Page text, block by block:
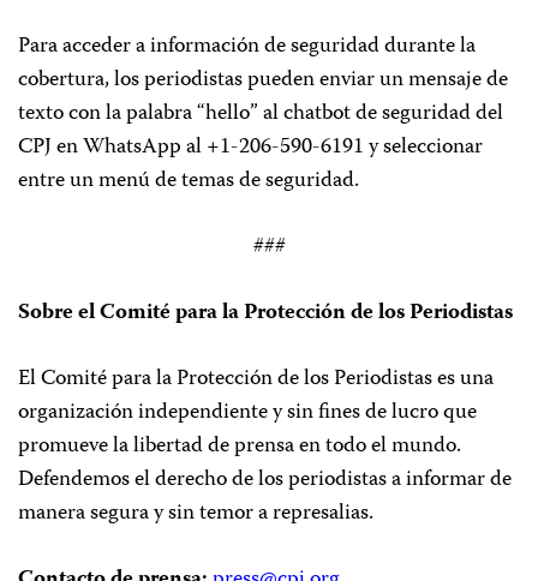
Para acceder a información de seguridad durante la
cobertura, los periodistas pueden enviar un mensaje de
texto con la palabra “hello” al chatbot de seguridad del
CPJ en WhatsApp al +1-206-590-6191 y seleccionar
entre un menú de temas de seguridad.
###
Sobre el Comité para la Protección de los Periodistas
El Comité para la Protección de los Periodistas es una
organización independiente y sin fines de lucro que
promueve la libertad de prensa en todo el mundo.
Defendemos el derecho de los periodistas a informar de
manera segura y sin temor a represalias.